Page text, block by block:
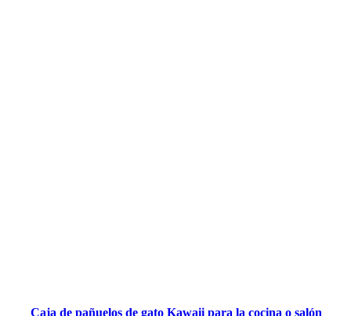
Caja de pañuelos de gato Kawaii para la cocina o salón